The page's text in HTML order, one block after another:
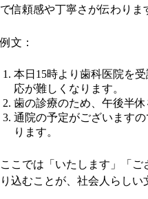
で信頼感や丁寧さが伝わりま
例文：
本日15時より歯科医院を
応が難しくなります。
歯の診療のため、午後半
通院の予定がございます
ります。
ここでは「いたします」「
り込むことが、社会人らしい